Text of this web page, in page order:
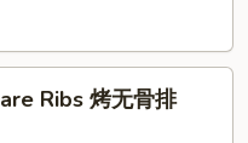
Ribs 烤无骨排